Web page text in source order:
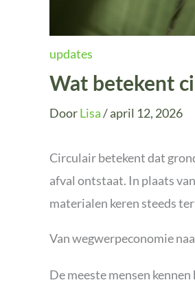
updates
Wat betekent
DoorLisa/april 12, 2026
Circulair betekent dat
afval ontstaat. In plaats
materialen keren steeds
Van wegwerpeconomie
De meeste mensen